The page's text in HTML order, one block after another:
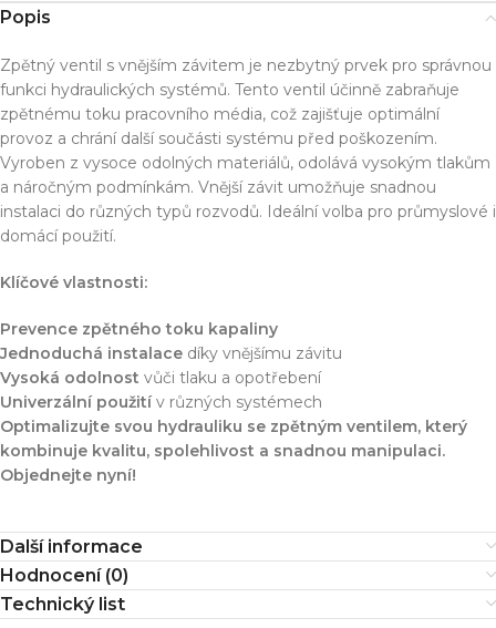
Popis
Zpětný ventil s vnějším závitem je nezbytný prvek pro správnou
funkci hydraulických systémů. Tento ventil účinně zabraňuje
zpětnému toku pracovního média, což zajišťuje optimální
provoz a chrání další součásti systému před poškozením.
Vyroben z vysoce odolných materiálů, odolává vysokým tlakům
a náročným podmínkám. Vnější závit umožňuje snadnou
instalaci do různých typů rozvodů. Ideální volba pro průmyslové i
domácí použití.
Klíčové vlastnosti:
Prevence zpětného toku kapaliny
Jednoduchá instalace díky vnějšímu závitu
Vysoká odolnost vůči tlaku a opotřebení
Univerzální použitív různých systémech
Optimalizujte svou hydrauliku se zpětným ventilem, který
kombinuje kvalitu, spolehlivost a snadnou manipulaci.
Objednejte nyní!
Další informace
Hodnocení (0)
Technický list